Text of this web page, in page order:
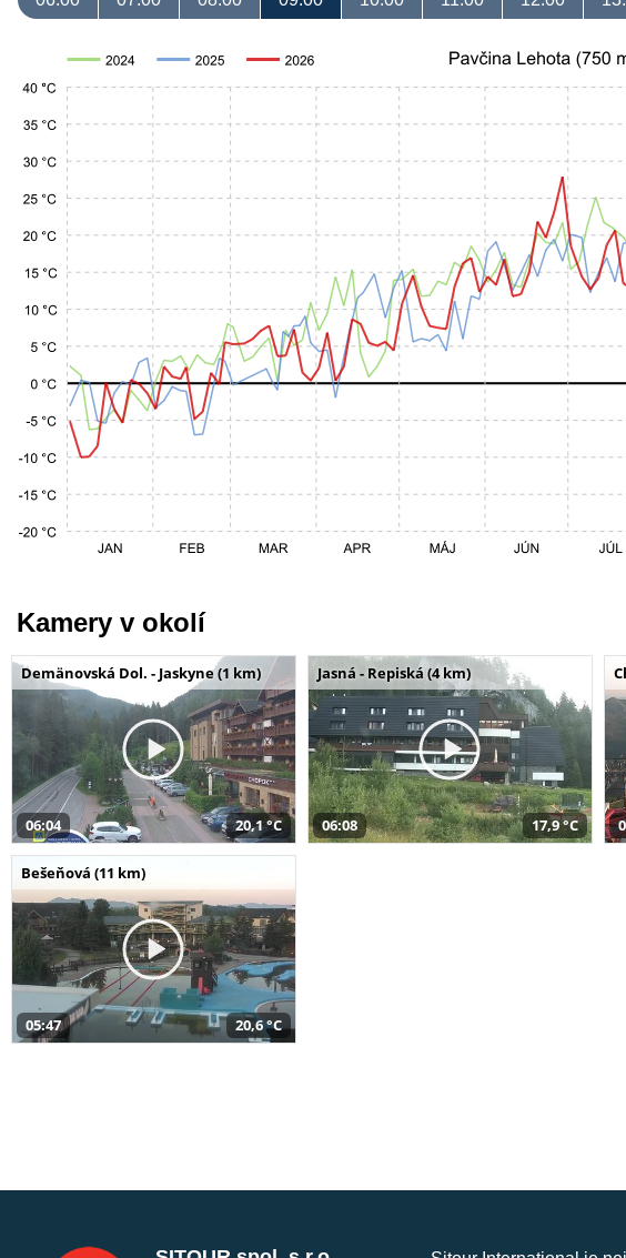
Kamery v okolí
Demänovská Dol. - Jaskyne (1 km)
06:04 20,1 °C
Jasná - Repiská (4 km)
06:08 17,9 °C
Bešeňová (11 km)
05:47 20,6 °C